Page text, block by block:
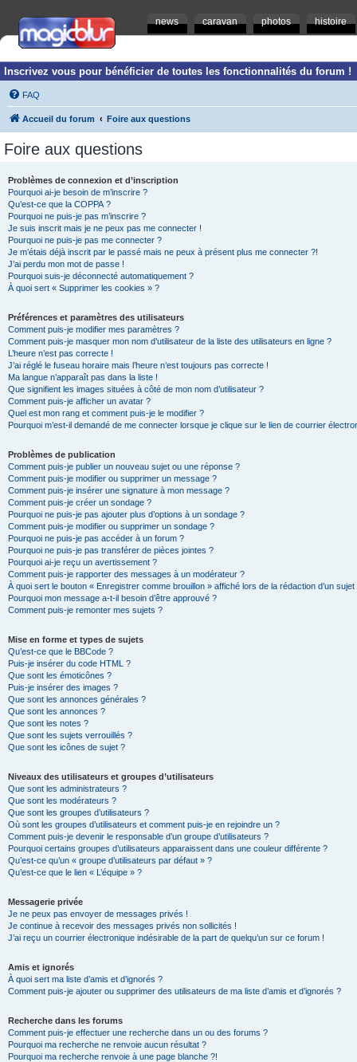
news caravan photos histoire
Inscrivez vous pour bénéficier de toutes les fonctionnalités du forum !
FAQ
Accueil du forum Foire aux questions
Foire aux questions
Problèmes de connexion et d’inscription
Pourquoi ai-je besoin de m’inscrire ?
Qu’est-ce que la COPPA ?
Pourquoi ne puis-je pas m’inscrire ?
Je suis inscrit mais je ne peux pas me connecter !
Pourquoi ne puis-je pas me connecter ?
Je m’étais déjà inscrit par le passé mais ne peux à présent plus me connecter ?!
J’ai perdu mon mot de passe !
Pourquoi suis-je déconnecté automatiquement ?
À quoi sert « Supprimer les cookies » ?
Préférences et paramètres des utilisateurs
Comment puis-je modifier mes paramètres ?
Comment puis-je masquer mon nom d’utilisateur de la liste des utilisateurs en ligne ?
L’heure n’est pas correcte !
J’ai réglé le fuseau horaire mais l’heure n’est toujours pas correcte !
Ma langue n’apparaît pas dans la liste !
Que signifient les images situées à côté de mon nom d’utilisateur ?
Comment puis-je afficher un avatar ?
Quel est mon rang et comment puis-je le modifier ?
Pourquoi m’est-il demandé de me connecter lorsque je clique sur le lien de courrier
Problèmes de publication
Comment puis-je publier un nouveau sujet ou une réponse ?
Comment puis-je modifier ou supprimer un message ?
Comment puis-je insérer une signature à mon message ?
Comment puis-je créer un sondage ?
Pourquoi ne puis-je pas ajouter plus d’options à un sondage ?
Comment puis-je modifier ou supprimer un sondage ?
Pourquoi ne puis-je pas accéder à un forum ?
Pourquoi ne puis-je pas transférer de pièces jointes ?
Pourquoi ai-je reçu un avertissement ?
Comment puis-je rapporter des messages à un modérateur ?
À quoi sert le bouton « Enregistrer comme brouillon » affiché lors de la rédaction d’un sujet
Pourquoi mon message a-t-il besoin d’être approuvé ?
Comment puis-je remonter mes sujets ?
Mise en forme et types de sujets
Qu’est-ce que le BBCode ?
Puis-je insérer du code HTML ?
Que sont les émoticônes ?
Puis-je insérer des images ?
Que sont les annonces générales ?
Que sont les annonces ?
Que sont les notes ?
Que sont les sujets verrouillés ?
Que sont les icônes de sujet ?
Niveaux des utilisateurs et groupes d’utilisateurs
Que sont les administrateurs ?
Que sont les modérateurs ?
Que sont les groupes d’utilisateurs ?
Où sont les groupes d’utilisateurs et comment puis-je en rejoindre un ?
Comment puis-je devenir le responsable d’un groupe d’utilisateurs ?
Pourquoi certains groupes d’utilisateurs apparaissent dans une couleur différente ?
Qu’est-ce qu’un « groupe d’utilisateurs par défaut » ?
Qu’est-ce que le lien « L’équipe » ?
Messagerie privée
Je ne peux pas envoyer de messages privés !
Je continue à recevoir des messages privés non sollicités !
J’ai reçu un courrier électronique indésirable de la part de quelqu’un sur ce forum !
Amis et ignorés
À quoi sert ma liste d’amis et d’ignorés ?
Comment puis-je ajouter ou supprimer des utilisateurs de ma liste d’amis et d’ignorés ?
Recherche dans les forums
Comment puis-je effectuer une recherche dans un ou des forums ?
Pourquoi ma recherche ne renvoie aucun résultat ?
Pourquoi ma recherche renvoie à une page blanche ?!